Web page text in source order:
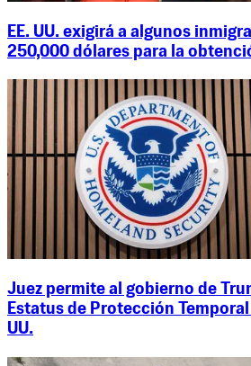
EE. UU. exigirá a algunos
250,000 dólares para la
Juez permite al gobierno de
Estatus de Protección
UU.